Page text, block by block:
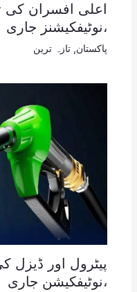
اعلی افسران کی
،نوٹیفکیشنز جاری
پاکستان تازہ ترین
پیٹرول اور ڈیزل
،نوٹیفکیشن جاری